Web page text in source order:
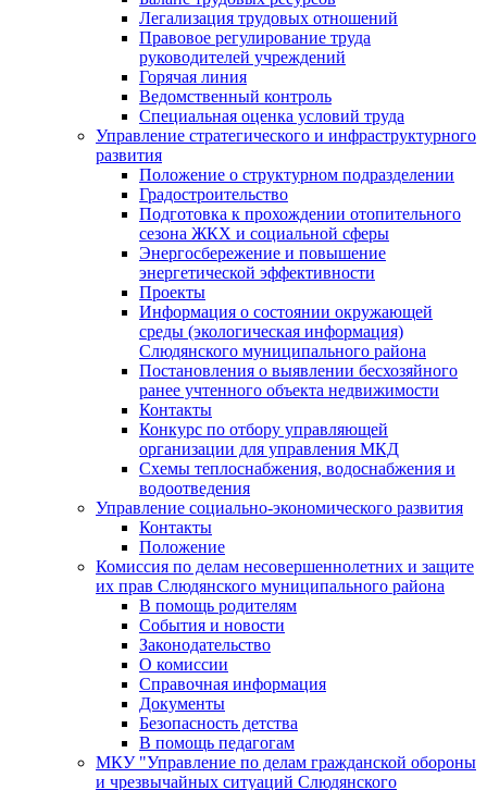
Легализация трудовых отношений
Правовое регулирование труда
руководителей учреждений
Горячая линия
Ведомственный контроль
Специальная оценка условий труда
Управление стратегического и инфраструктурного
развития
Положение о структурном подразделении
Градостроительство
Подготовка к прохождении отопительного
сезона ЖКХ и социальной сферы
Энергосбережение и повышение
энергетической эффективности
Проекты
Информация о состоянии окружающей
среды (экологическая информация)
Слюдянского муниципального района
Постановления о выявлении бесхозяйного
ранее учтенного объекта недвижимости
Контакты
Конкурс по отбору управляющей
организации для управления МКД
Схемы теплоснабжения, водоснабжения и
водоотведения
Управление социально-экономического развития
Контакты
Положение
Комиссия по делам несовершеннолетних и защите
их прав Слюдянского муниципального района
В помощь родителям
События и новости
Законодательство
О комиссии
Справочная информация
Документы
Безопасность детства
В помощь педагогам
МКУ "Управление по делам гражданской обороны
и чрезвычайных ситуаций Слюдянского